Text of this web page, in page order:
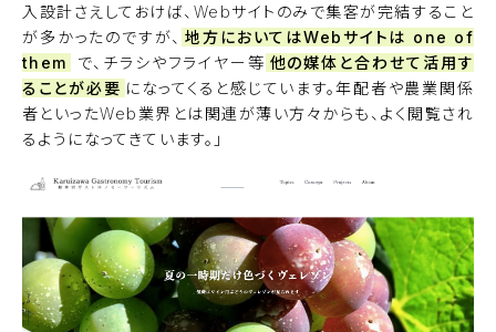
入設計さえしておけば、Webサイトのみで集客が完結すること
が多かったのですが、 地方においてはWebサイトは one of
them
で、チラシやフライヤー等 他の媒体と合わせて活用す
ることが必要 になってくると感じています。年配者や農業関係
者といったWeb業界とは関連が薄い方々からも、よく閲覧され
るようになってきています。」